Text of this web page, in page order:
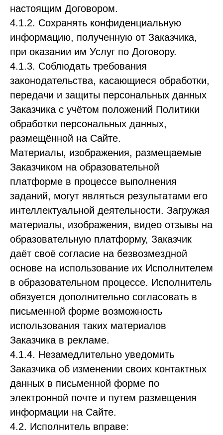
настоящим Договором.
4.1.2. Сохранять конфиденциальную
информацию, полученную от Заказчика,
при оказании им Услуг по Договору.
4.1.3. Соблюдать требования
законодательства, касающиеся обработки,
передачи и защиты персональных данных
Заказчика с учётом положений Политики
обработки персональных данных,
размещённой на Сайте.
Материалы, изображения, размещаемые
Заказчиком на образовательной
платформе в процессе выполнения
заданий, могут являться результатами его
интеллектуальной деятельности. Загружая
материалы, изображения, видео отзывы на
образовательную платформу, Заказчик
даёт своё согласие на безвозмездной
основе на использование их Исполнителем
в образовательном процессе. Исполнитель
обязуется дополнительно согласовать в
письменной форме возможность
использования таких материалов
Заказчика в рекламе.
4.1.4. Незамедлительно уведомить
Заказчика об изменении своих контактных
данных в письменной форме по
электронной почте и путем размещения
информации на Сайте.
4.2. Исполнитель вправе: